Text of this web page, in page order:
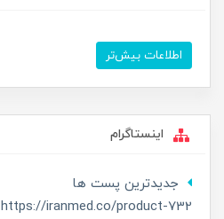
اطلاعات بیش‌تر
اینستاگرام
جدیدترین پست ها
https://iranmed.co/product-732